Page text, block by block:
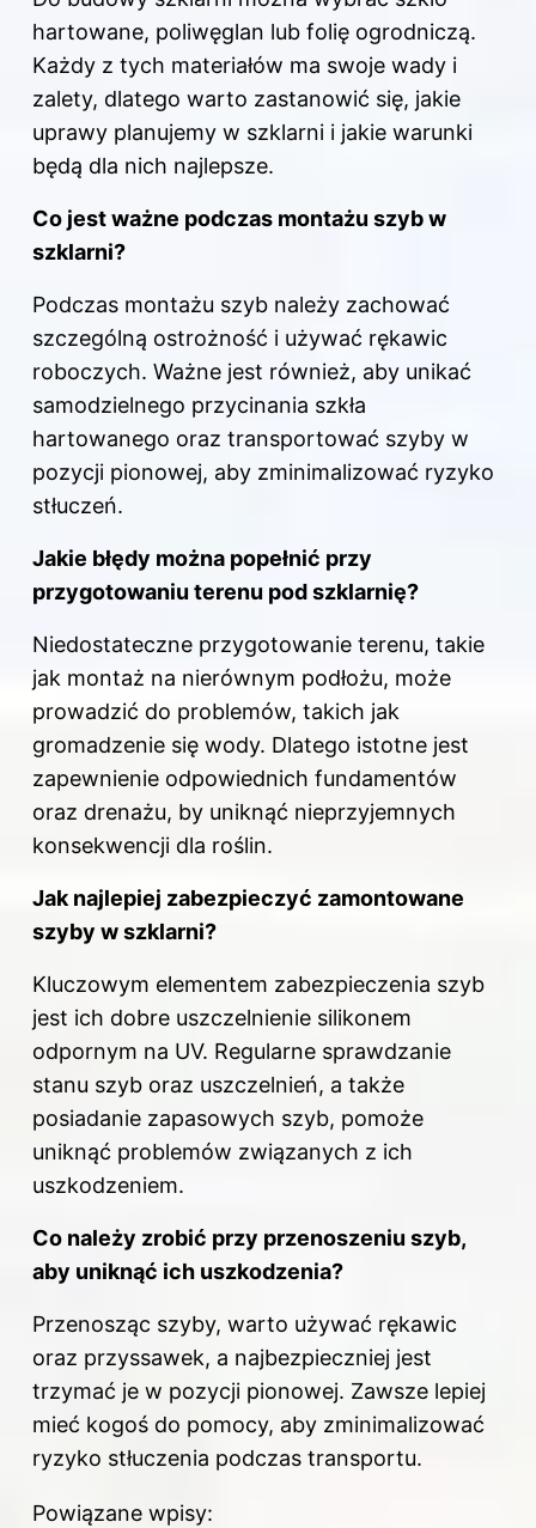
hartowane, poliwęglan lub folię ogrodniczą.
Każdy z tych materiałów ma swoje wady i
zalety, dlatego warto zastanowić się, jakie
uprawy planujemy w szklarni i jakie warunki
będą dla nich najlepsze.
Co jest ważne podczas montażu szyb w
szklarni?
Podczas montażu szyb należy zachować
szczególną ostrożność i używać rękawic
roboczych. Ważne jest również, aby unikać
samodzielnego przycinania szkła
hartowanego oraz transportować szyby w
pozycji pionowej, aby zminimalizować ryzyko
stłuczeń.
Jakie błędy można popełnić przy
przygotowaniu terenu pod szklarnię?
Niedostateczne przygotowanie terenu, takie
jak montaż na nierównym podłożu, może
prowadzić do problemów, takich jak
gromadzenie się wody. Dlatego istotne jest
zapewnienie odpowiednich fundamentów
oraz drenażu, by uniknąć nieprzyjemnych
konsekwencji dla roślin.
Jak najlepiej zabezpieczyć zamontowane
szyby w szklarni?
Kluczowym elementem zabezpieczenia szyb
jest ich dobre uszczelnienie silikonem
odpornym na UV. Regularne sprawdzanie
stanu szyb oraz uszczelnień, a także
posiadanie zapasowych szyb, pomoże
uniknąć problemów związanych z ich
uszkodzeniem.
Co należy zrobić przy przenoszeniu szyb,
aby uniknąć ich uszkodzenia?
Przenosząc szyby, warto używać rękawic
oraz przyssawek, a najbezpieczniej jest
trzymać je w pozycji pionowej. Zawsze lepiej
mieć kogoś do pomocy, aby zminimalizować
ryzyko stłuczenia podczas transportu.
Powiązane wpisy: